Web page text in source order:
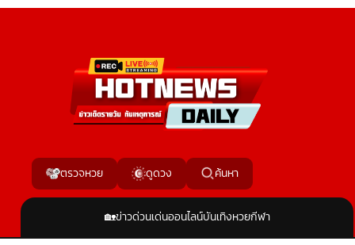
ตรวจหวย ดูดวง ค้นหา
🏡ข่าวด่วนเด่นออนไลน์บันเทิงหวยกีฬา